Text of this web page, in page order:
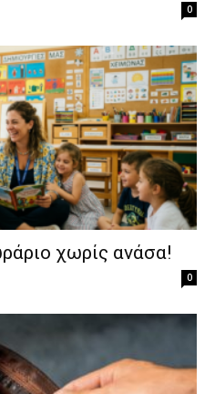
0
χωρίς ανάσα!
0